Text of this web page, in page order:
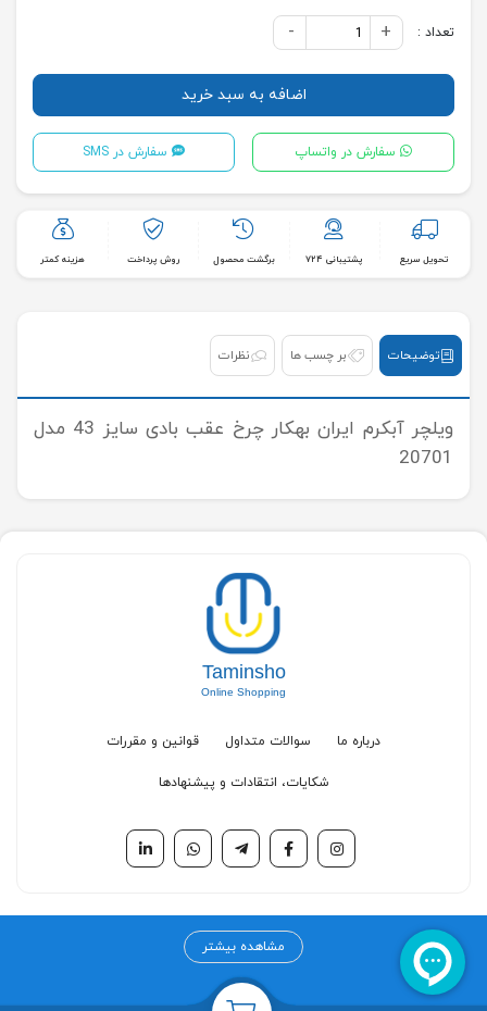
تعداد : +
-
اضافه به سبد خرید
سفارش در واتساپ سفارش در SMS
تحویل سریع پشتیبانی ۷۲۴ برگشت محصول روش پرداخت هزینه کمتر
توضیحات بر چسب ها نظرات
ويلچر آبكرم ايران بهكار چرخ عقب بادی سايز 43 مدل
20701
Taminsho
Online Shopping
درباره ما سوالات متداول قوانین و مقررات
شکایات، انتقادات و پیشنهادها
مرکز خرید اینترنتی تامین شو به عنوان اولین مرکز خرید تخصصی در حوزه
مشاهده بیشتر